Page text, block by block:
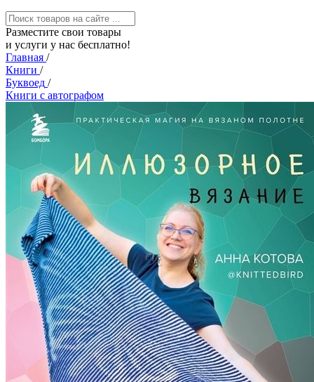
Разместите свои товары
и услуги у нас бесплатно!
Главная /
Книги /
Буквоед /
Книги с автографом